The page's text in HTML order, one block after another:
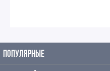
ПОПУЛЯРНЫЕ